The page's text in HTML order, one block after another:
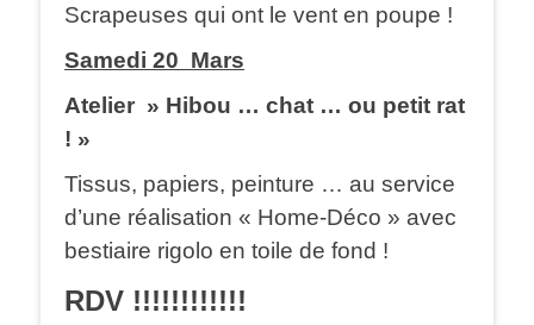
Scrapeuses qui ont le vent en poupe !
Samedi 20 Mars
Atelier » Hibou … chat … ou petit rat
! »
Tissus, papiers, peinture … au service
d’une réalisation « Home-Déco » avec
bestiaire rigolo en toile de fond !
RDV !!!!!!!!!!!!